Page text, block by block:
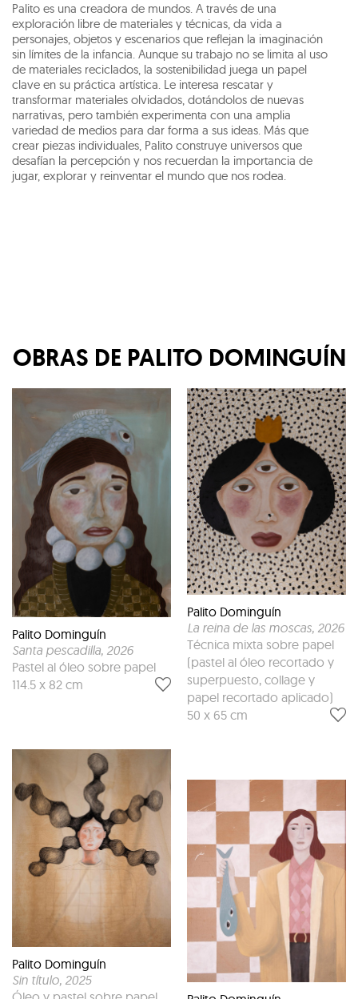
Palito es una creadora de mundos. A través de una
exploración libre de materiales y técnicas, da vida a
personajes, objetos y escenarios que reflejan la imaginación
sin límites de la infancia. Aunque su trabajo no se limita al uso
de materiales reciclados, la sostenibilidad juega un papel
clave en su práctica artística. Le interesa rescatar y
transformar materiales olvidados, dotándolos de nuevas
narrativas, pero también experimenta con una amplia
variedad de medios para dar forma a sus ideas. Más que
crear piezas individuales, Palito construye universos que
desafían la percepción y nos recuerdan la importancia de
jugar, explorar y reinventar el mundo que nos rodea.
OBRAS DE PALITO DOMINGUÍN
Palito Dominguín
Santa pescadilla, 2026
Pastel al óleo sobre papel
114.5 x 82 cm
Palito Dominguín
Sin título, 2025
Palito Dominguín
La reina de las moscas, 2026
Técnica mixta sobre papel
(pastel al óleo recortado y
superpuesto, collage y
papel recortado aplicado)
50 x 65 cm